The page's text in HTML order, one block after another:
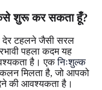
शुरू कर सकता हूँ?
देर टहलने जैसी सरल
पहला कदम यह
है। एकनिःशुल्क
मिलता है, जो आपको
की आवश्यकता है।